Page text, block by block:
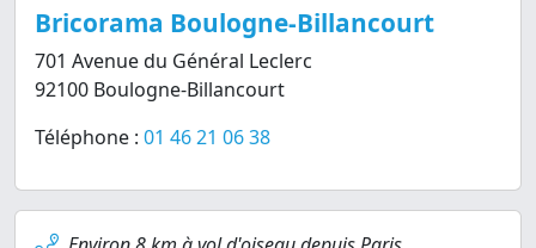
Bricorama Boulogne-Billancourt
701 Avenue du Général Leclerc
92100 Boulogne-Billancourt
Téléphone : 01 46 21 06 38